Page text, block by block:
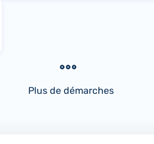
Plus de démarches